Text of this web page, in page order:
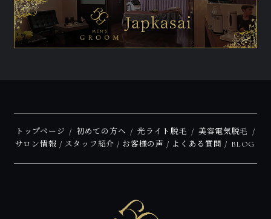
トップページ 初めての方へ 光ライト脱毛
美容電気脱毛
サロン情報
スタッフ紹介 お客様の声 よくある質問 BLOG